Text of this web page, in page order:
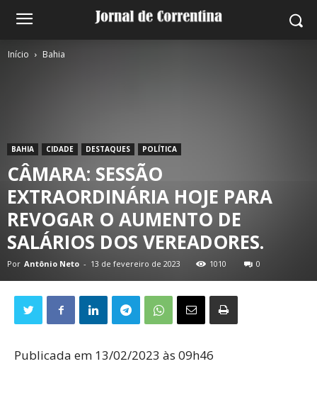
Início Bahia
BAHIA CIDADE DESTAQUES POLÍTICA
CÂMARA: SESSÃO
EXTRAORDINÁRIA HOJE PARA
REVOGAR O AUMENTO DE
SALÁRIOS DOS VEREADORES.
Por Antônio Neto - 13 de fevereiro de 2023 1010 0
Publicada em 13/02/2023 às 09h46